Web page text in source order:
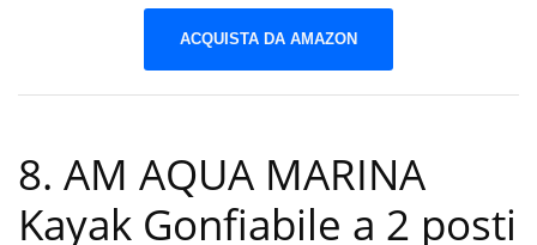
ACQUISTA DA AMAZON
8. AM AQUA MARINA
Kayak Gonfiabile a 2 posti